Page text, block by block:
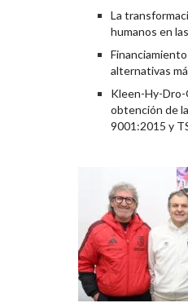
La
humanos en
alternativas
Kleen-Hy-Dro-
obtención de
9001:2015 y